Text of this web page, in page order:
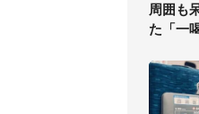
周囲も
た「一